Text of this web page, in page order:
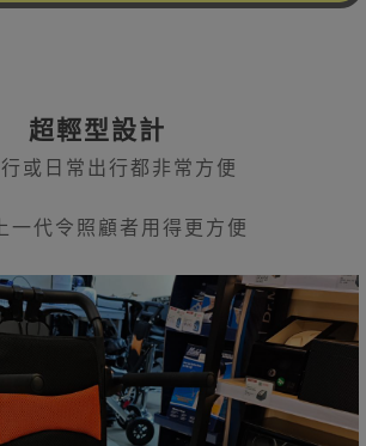
超輕型設計
或日常出行都非常方便
一代令照顧者用得更方便